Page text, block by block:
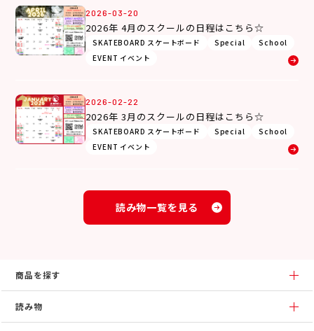
2026-03-20
2026年 4月のスクールの日程はこちら☆
SKATEBOARD スケートボード Special
School
EVENT イベント
2026-02-22
2026年 3月のスクールの日程はこちら☆
SKATEBOARD スケートボード Special
School
EVENT イベント
読み物一覧を見る
商品を探す
読み物